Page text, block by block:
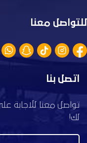
للتواصل معنا
اتصل بنا
تواصل معنا للاجابة
لك!